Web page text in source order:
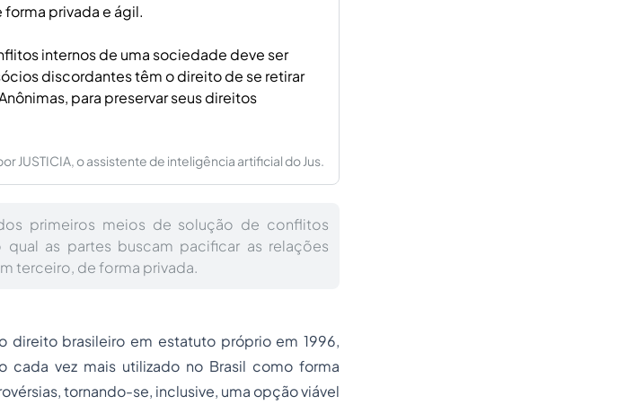
privada e ágil.
internos de uma sociedade deve ser
discordantes têm o direito de se retirar
para preservar seus direitos
JUSTICIA, o assistente de inteligência artificial do Jus.
primeiros meios de solução de conflitos
as partes buscam pacificar as relações
terceiro, de forma privada.
direito brasileiro em estatuto próprio em 1996,
vez mais utilizado no Brasil como forma
tornando-se, inclusive, uma opção viável